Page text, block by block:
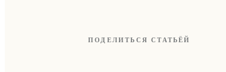
ПОДЕЛИТЬСЯ СТАТЬЁЙ